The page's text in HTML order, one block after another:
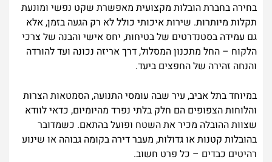
בחירה בחברת הובלות מקצועית מאפשרת שקט נפשי ומונעת
תקלות מיותרות. שירות איכותי כולל לא רק הגעה בזמן, אלא
גם עמידה בסטנדרטים של בטיחות, יחס אישי והבנה של צרכי
הלקוח – החל מתכנון המסלול, דרך אריזה נכונה ועד להורדה
והנחה זהירה של החפצים ביעד.
במיוחד בתל אביב, עיר שבה עומסי התנועה, הסמטאות הצרות
והלוחות הצפופים הם חלק בלתי נפרד מהיומיום, כדאי לוודא
שצוות ההובלה מכיר את השטח ופועל בהתאם. כשמדובר
בהובלות קטנות או גדולות, מעבר דירה בקומה גבוהה או שינוע
רהיטים כבדים – כל פרט חשוב.